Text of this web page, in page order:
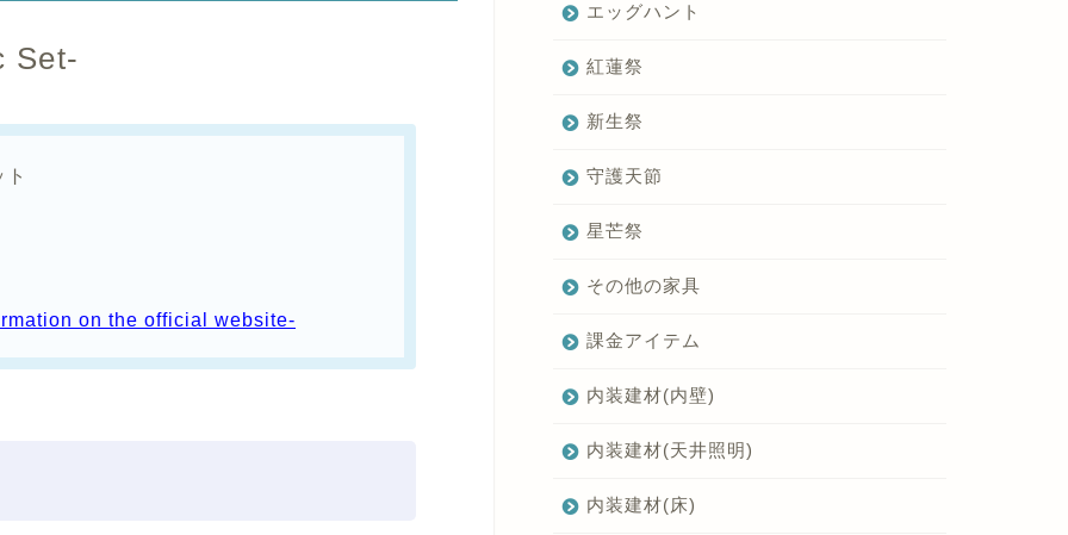
Set-
on the official website-
エッグハント
紅蓮祭
新生祭
守護天節
星芒祭
その他の家具
課金アイテム
内装建材(内壁)
内装建材(天井照明)
内装建材(床)